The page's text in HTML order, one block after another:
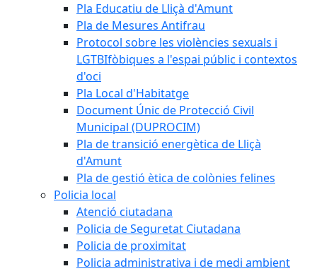
Pla Educatiu de Lliçà d'Amunt
Pla de Mesures Antifrau
Protocol sobre les violències sexuals i
LGTBIfòbiques a l'espai públic i contextos
d'oci
Pla Local d'Habitatge
Document Únic de Protecció Civil
Municipal (DUPROCIM)
Pla de transició energètica de Lliçà
d'Amunt
Pla de gestió ètica de colònies felines
Policia local
Atenció ciutadana
Policia de Seguretat Ciutadana
Policia de proximitat
Policia administrativa i de medi ambient